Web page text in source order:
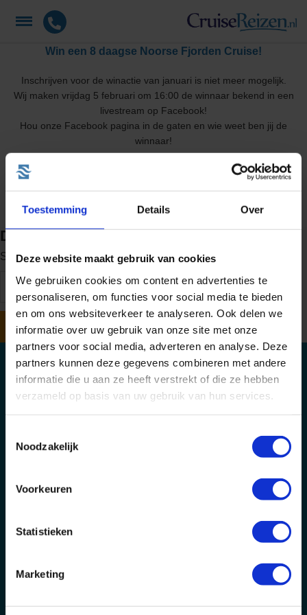
Toestemming Details Over
Deze website maakt gebruik van cookies
We gebruiken cookies om content en advertenties te
personaliseren, om functies voor social media te bieden
en om ons websiteverkeer te analyseren. Ook delen we
informatie over uw gebruik van onze site met onze
partners voor social media, adverteren en analyse. Deze
partners kunnen deze gegevens combineren met andere
informatie die u aan ze heeft verstrekt of die ze hebben
verzameld op basis van uw gebruik van hun services.
Noodzakelijk
Voorkeuren
Statistieken
Marketing
Win een 8 daagse Noorse Fjorden Cruise!
Inschrijven voor de winactie van januari is niet meer mogelijk.
Wij maken vrijdag 5 februari om 16:00 de winnaar bekend in een
livestream op Facebook!
Hou onze Facebook pagina in de gaten en wie weet ben jij de
winnaar!
https://www.facebook.com/cruisereizen.nl
De beste cruise deals ontvangen?
Schrijf je in & ontvang een€ 50,- kortingsvoucher!
INSCHRIJVEN
Rederijen
Bestemmingen
Betaling voldoen
Over CruiseReizen.nl